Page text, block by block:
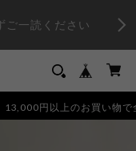
ご一読ください
円以上のお買い物で全